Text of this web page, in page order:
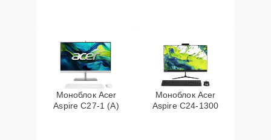
Моноблок Acer
Aspire C27-1 (A)
Моноблок Acer
Aspire C24-1300